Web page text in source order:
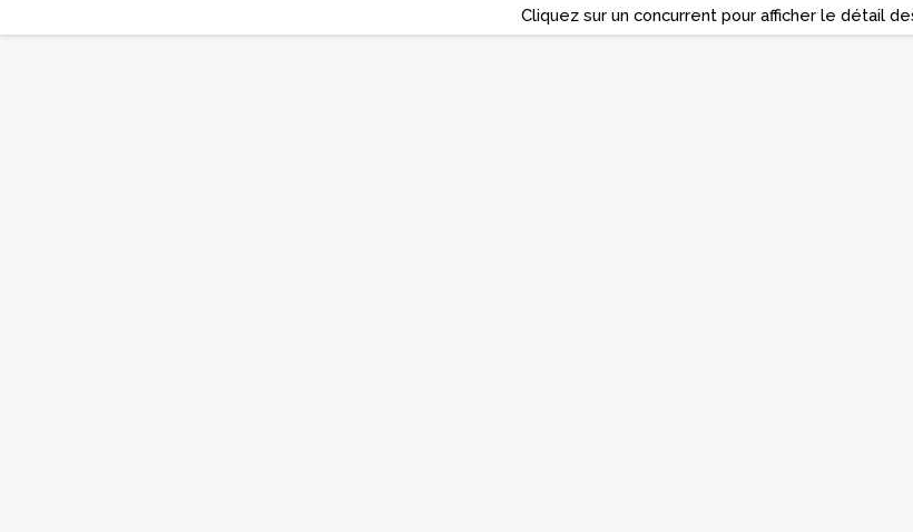
Cliquez sur un concurrent pour afficher le détail